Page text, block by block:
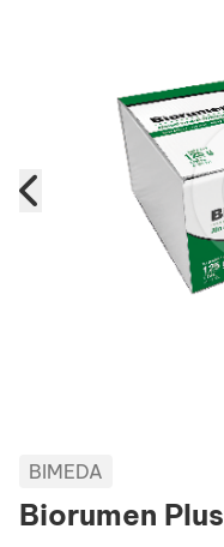
BIMEDA
Biorumen Plus